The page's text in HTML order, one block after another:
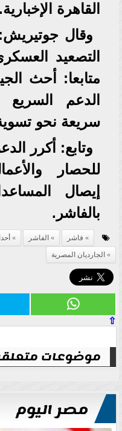
القاهرة الإخبارية.
وقال جوتيريش:
التصعيد
متابعا: أحث
الدعم
سريعة نحو
وتابع: أكرر
للحصار
إيصال
بالفاشر.
فاشر الفاشر
الجارديان المصرية
⇧
موضوعات
مصر اليوم